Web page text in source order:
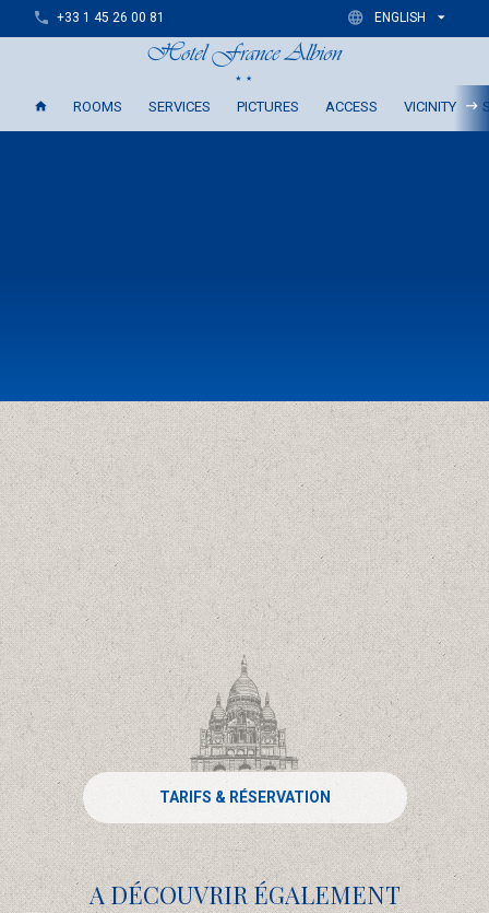
ROOMS SERVICES PICTURES ACCESS VICINITY
+33 1 45 26 00 81 ENGLISH
TARIFS & RÉSERVATION
A DÉCOUVRIR ÉGALEMENT